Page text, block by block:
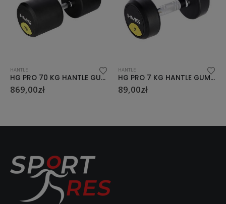
HG PRO 70 KG HANTLE GUMOWANE HMS HG PRO 7 KG HANTLE GUMOWANE HMS